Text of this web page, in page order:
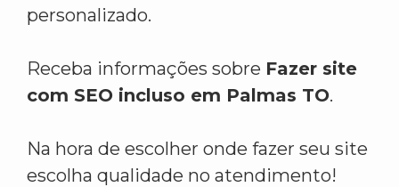
personalizado.
Receba informações sobre Fazer site
com SEO incluso em Palmas TO.
Na hora de escolher onde fazer seu site
escolha qualidade no atendimento!